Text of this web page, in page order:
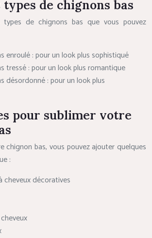
de chignons bas
types de chignons bas que vous pouvez
enroulé : pour un look plus sophistiqué
tressé : pour un look plus romantique
désordonné : pour un look plus
pour sublimer votre
chignon bas, vous pouvez ajouter quelques
:
cheveux décoratives